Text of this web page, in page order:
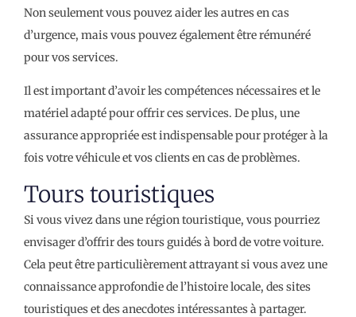
Non seulement vous pouvez aider les autres en cas
d’urgence, mais vous pouvez également être rémunéré
pour vos services.
Il est important d’avoir les compétences nécessaires et le
matériel adapté pour offrir ces services. De plus, une
assurance appropriée est indispensable pour protéger à la
fois votre véhicule et vos clients en cas de problèmes.
Tours touristiques
Si vous vivez dans une région touristique, vous pourriez
envisager d’offrir des tours guidés à bord de votre voiture.
Cela peut être particulièrement attrayant si vous avez une
connaissance approfondie de l’histoire locale, des sites
touristiques et des anecdotes intéressantes à partager.